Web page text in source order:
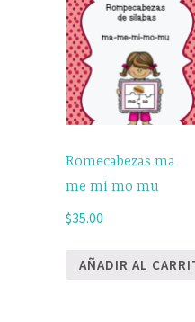
Romecabezas ma
me mi mo mu
$35.00
AÑADIR AL